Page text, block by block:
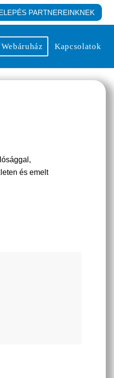
PARTNEREINKNEK
Webáruház Kapcsolatok
és emelt